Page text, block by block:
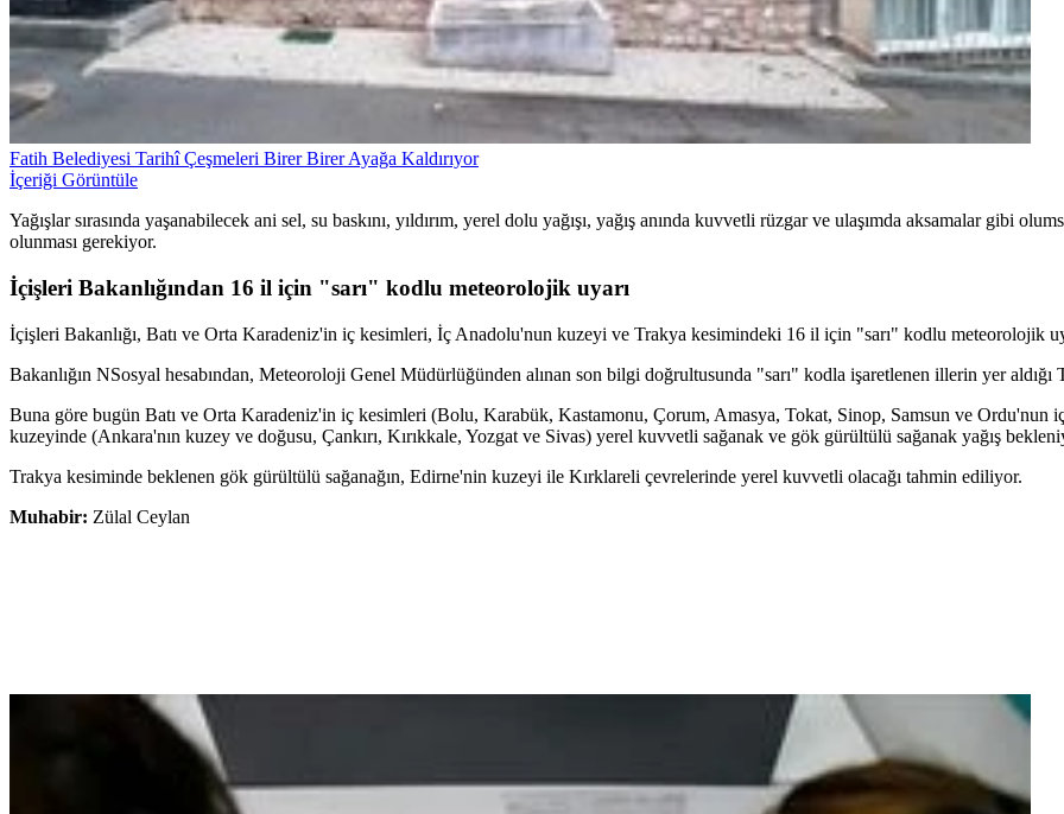
Fatih Belediyesi Tarihî Çeşmeleri Birer Birer Ayağa Kaldırıyor
İçeriği Görüntüle
Yağışlar sırasında yaşanabilecek ani sel, su baskını, yıldırım, yerel dolu yağışı, yağış anında kuvvetli rüzgar ve ulaşımda aksamalar gibi
olunması gerekiyor.
İçişleri Bakanlığından 16 il için "sarı" kodlu meteorolojik uyarı
İçişleri Bakanlığı, Batı ve Orta Karadeniz'in iç kesimleri, İç Anadolu'nun kuzeyi ve Trakya kesimindeki 16 il için "sarı" kodlu meteorolojik
Bakanlığın NSosyal hesabından, Meteoroloji Genel Müdürlüğünden alınan son bilgi doğrultusunda "sarı" kodla işaretlenen illerin yer aldığı
Buna göre bugün Batı ve Orta Karadeniz'in iç kesimleri (Bolu, Karabük, Kastamonu, Çorum, Amasya, Tokat, Sinop, Samsun ve Ordu'nun
kuzeyinde (Ankara'nın kuzey ve doğusu, Çankırı, Kırıkkale, Yozgat ve Sivas) yerel kuvvetli sağanak ve gök gürültülü sağanak yağış
Trakya kesiminde beklenen gök gürültülü sağanağın, Edirne'nin kuzeyi ile Kırklareli çevrelerinde yerel kuvvetli olacağı tahmin ediliyor.
Muhabir: Zülal Ceylan